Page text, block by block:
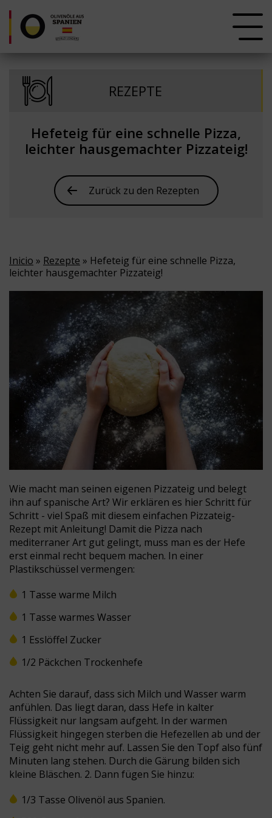
REZEPTE
Hefeteig für eine schnelle Pizza,
leichter hausgemachter Pizzateig!
Zurück zu den Rezepten
Inicio » Rezepte » Hefeteig für eine schnelle Pizza,
leichter hausgemachter Pizzateig!
Wie macht man seinen eigenen Pizzateig und belegt
ihn auf spanische Art? Wir erklären es hier Schritt für
Schritt - viel Spaß mit diesem einfachen Pizzateig-
Rezept mit Anleitung! Damit die Pizza nach
mediterraner Art gut gelingt, muss man es der Hefe
erst einmal recht bequem machen. In einer
Plastikschüssel vermengen:
1 Tasse warme Milch
1 Tasse warmes Wasser
1 Esslöffel Zucker
1/2 Päckchen Trockenhefe
Achten Sie darauf, dass sich Milch und Wasser warm
anfühlen. Das liegt daran, dass Hefe in kalter
Flüssigkeit nur langsam aufgeht. In der warmen
Flüssigkeit hingegen sterben die Hefezellen ab und der
Teig geht nicht mehr auf. Lassen Sie den Topf also fünf
Minuten lang stehen. Durch die Gärung bilden sich
kleine Bläschen. 2. Dann fügen Sie hinzu:
1/3 Tasse Olivenöl aus Spanien.